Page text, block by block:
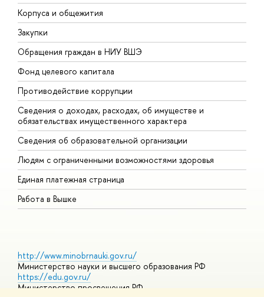
Корпуса и общежития
Закупки
Обращения граждан в НИУ ВШЭ
Фонд целевого капитала
Противодействие коррупции
Сведения о доходах, расходах, об имуществе и
обязательствах имущественного характера
Сведения об образовательной организации
Людям с ограниченными возможностями здоровья
Единая платежная страница
Работа в Вышке
http://www.minobrnauki.gov.ru/
Министерство науки и высшего образования РФ
https://edu.gov.ru/
Министерство просвещения РФ